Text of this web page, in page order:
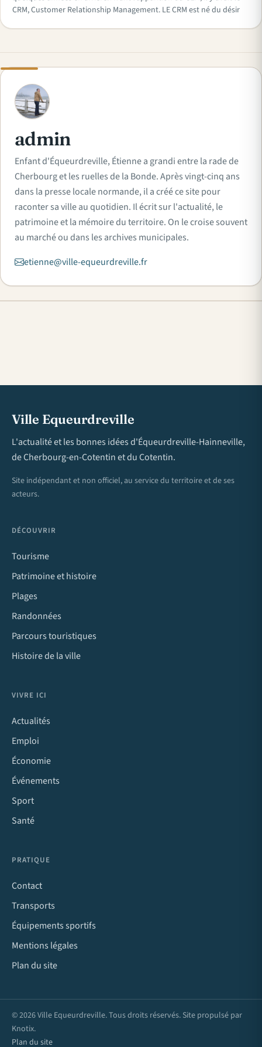
CRM, Customer Relationship Management. LE CRM est né du désir
A
admin
Enfant d'Équeurdreville, Étienne a grandi entre la rade de
Cherbourg et les ruelles de la Bonde. Après vingt-cinq ans
dans la presse locale normande, il a créé ce site pour
raconter sa ville au quotidien. Il écrit sur l'actualité, le
patrimoine et la mémoire du territoire. On le croise souvent
au marché ou dans les archives municipales.
etienne@ville-equeurdreville.fr
Ville Equeurdreville
L'actualité et les bonnes idées d'Équeurdreville-Hainneville,
de Cherbourg-en-Cotentin et du Cotentin.
Site indépendant et non officiel, au service du territoire et de ses
acteurs.
DÉCOUVRIR
Tourisme
Patrimoine et histoire
Plages
Randonnées
Parcours touristiques
Histoire de la ville
VIVRE ICI
Actualités
Emploi
Économie
Événements
Sport
Santé
PRATIQUE
Contact
Transports
Équipements sportifs
Mentions légales
Plan du site
© 2026 Ville Equeurdreville. Tous droits réservés. Site propulsé par
Knotix.
Plan du site